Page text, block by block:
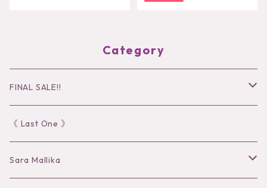
Category
FINAL SALE!!
30％OFF
40％OFF
《 Last One 》
Sara Mallika